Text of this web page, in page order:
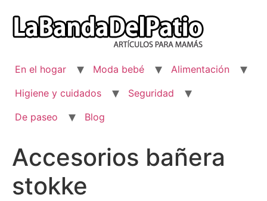
contenido
En el hogar Moda bebé
Alimentación
Higiene y cuidados
Seguridad
De paseo
Blog
Accesorios bañera
stokke